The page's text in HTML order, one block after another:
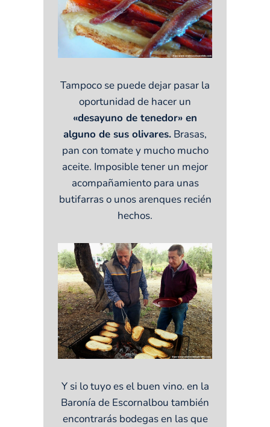
Tampoco se puede dejar pasar la
oportunidad de hacer un
«desayuno de tenedor» en
alguno de sus olivares. Brasas,
pan con tomate y mucho mucho
aceite. Imposible tener un mejor
acompañamiento para unas
butifarras o unos arenques recién
hechos.
Y si lo tuyo es el buen vino. en la
Baronía de Escornalbou también
encontrarás bodegas en las que